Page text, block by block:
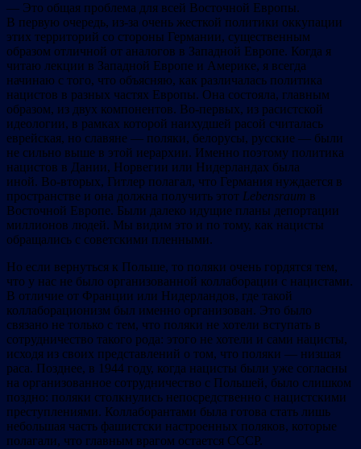
— Это общая проблема для всей Восточной Европы.
В первую очередь, из-за очень жесткой политики оккупации
этих территорий со стороны Германии, существенным
образом отличной от аналогов в Западной Европе. Когда я
читаю лекции в Западной Европе и Америке, я всегда
начинаю с того, что объясняю, как различалась политика
нацистов в разных частях Европы. Она состояла, главным
образом, из двух компонентов. Во-первых, из расистской
идеологии, в рамках которой наихудшей расой считалась
еврейская, но славяне — поляки, белорусы, русские — были
не сильно выше в этой иерархии. Именно поэтому политика
нацистов в Дании, Норвегии или Нидерландах была
иной. Во-вторых, Гитлер полагал, что Германия нуждается в
пространстве и она должна получить этот Lebensraum в
Восточной Европе. Были далеко идущие планы депортации
миллионов людей. Мы видим это и по тому, как нацисты
обращались с советскими пленными.
Но если вернуться к Польше, то поляки очень гордятся тем,
что у нас не было организованной коллаборации с нацистами.
В отличие от Франции или Нидерландов, где такой
коллаборационизм был именно организован. Это было
связано не только с тем, что поляки не хотели вступать в
сотрудничество такого рода: этого не хотели и сами нацисты,
исходя из своих представлений о том, что поляки — низшая
раса. Позднее, в 1944 году, когда нацисты были уже согласны
на организованное сотрудничество с Польшей, было слишком
поздно: поляки столкнулись непосредственно с нацистскими
преступлениями. Коллаборантами была готова стать лишь
небольшая часть фашистски настроенных поляков, которые
полагали, что главным врагом остается СССР.